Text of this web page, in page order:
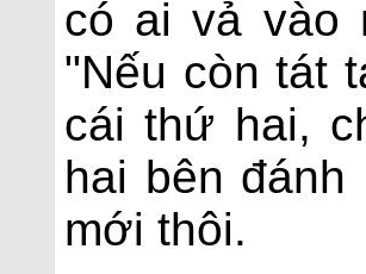
có ai vả vào
"Nếu còn tát
cái thứ hai,
hai bên đánh
mới thôi.